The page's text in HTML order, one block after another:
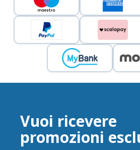
Vuoi ricevere
promozioni